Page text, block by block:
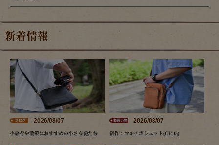
新着情報
2026/08/07
小旅行や散策におすすめの小さな鞄たち
2026/08/07
新作：マルチポシェット(CP-15)